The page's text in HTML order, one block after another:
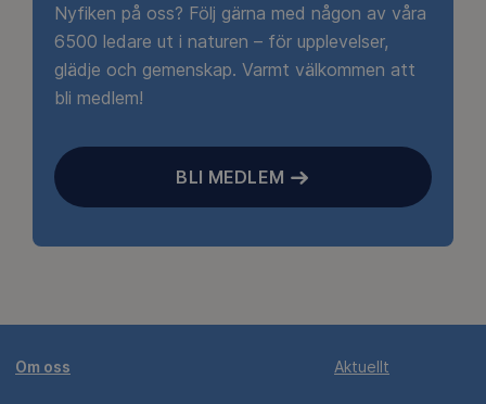
Nyfiken på oss? Följ gärna med någon av våra
6500 ledare ut i naturen – för upplevelser,
glädje och gemenskap. Varmt välkommen att
bli medlem!
BLI MEDLEM
Om oss Aktuellt